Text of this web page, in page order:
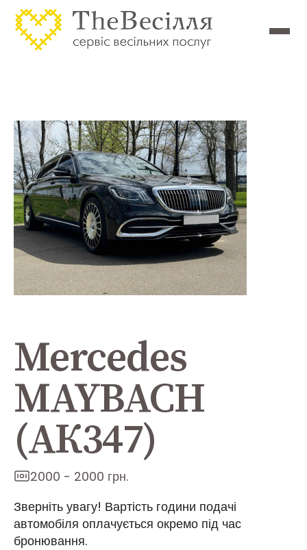
Mercedes
MAYBACH
(АК347)
2000 - 2000 грн.
Зверніть увагу! Вартість години подачі
автомобіля оплачується окремо під час
бронювання.